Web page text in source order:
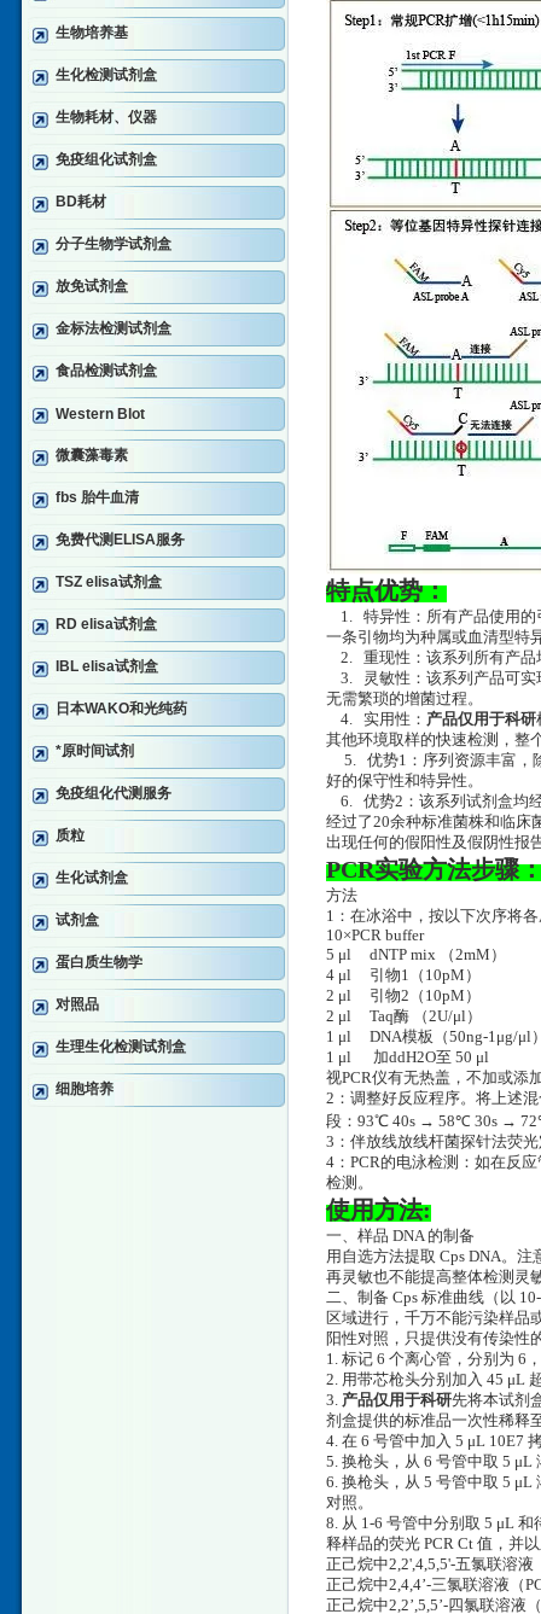
生物培养基
生化检测试剂盒
生物耗材、仪器
免疫组化试剂盒
BD耗材
分子生物学试剂盒
放免试剂盒
金标法检测试剂盒
食品检测试剂盒
Western Blot
微囊藻毒素
fbs 胎牛血清
免费代测ELISA服务
TSZ elisa试剂盒
RD elisa试剂盒
IBL elisa试剂盒
日本WAKO和光纯药
*原时间试剂
免疫组化代测服务
质粒
生化试剂盒
试剂盒
蛋白质生物学
对照品
生理生化检测试剂盒
细胞培养
特点优势：
1. 特异性：所有产品使用的
一条引物均为种属或血清型特
2. 重现性：该系列所有产品
3. 灵敏性：该系列产品可实
无需繁琐的增菌过程。
4. 实用性： 产品仅用于科研
其他环境取样的快速检测，整
5. 优势1：序列资源丰富，
好的保守性和特异性。
6. 优势2：该系列试剂盒均
经过了20余种标准菌株和临床
出现任何的假阳性及假阴性报
PCR实验方法步骤
方法
1：在冰浴中，按以下次序将
10×PCR buffer
5 μl dNTP mix （2mM
4 μl 引物1（10pM）
2 μl 引物2（10pM）
2 μl Taq酶 （2U/μl）
1 μl DNA模板（50ng-1μg/μl
1 μl 加ddH2O至 50 μl
视PCR仪有无热盖，不加或添
2：调整好反应程序。将上述
段：93℃ 40s → 58℃ 30s →
3：伴放线放线杆菌探针法荧
4：PCR的电泳检测：如在反
检测。
使用方法:
一、样品 DNA 的制备
用自选方法提取 Cps DNA。
再灵敏也不能提高整体检测灵
二、制备 Cps 标准曲线（以
区域进行，千万不能污染样品
阳性对照，只提供没有传染性
1. 标记 6 个离心管，分别为 6
2. 用带芯枪头分别加入 45 μL
3. 产品仅用于科研先将本试剂
剂盒提供的标准品一次性稀释
4. 在 6 号管中加入 5 μL 10E7
5. 换枪头，从 6 号管中取 5 μL
6. 换枪头，从 5 号管中取 5
对照。
8. 从 1-6 号管中分别取 5 μL
释样品的荧光 PCR Ct 值，并
正己烷中2,2',4,5,5'-五氯联溶
正己烷中2,4,4’-三氯联溶液
正己烷中2,2’,5,5’-四氯联溶